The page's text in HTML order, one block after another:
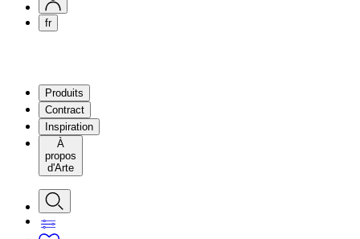
fr
Produits
Contract
Inspiration
À
propos
d'Arte